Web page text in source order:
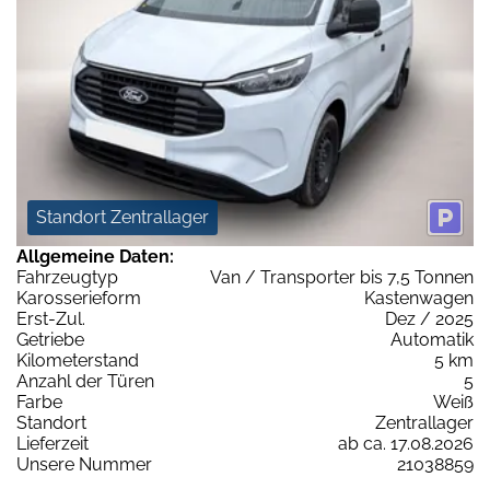
Standort Zentrallager
Allgemeine Daten:
Fahrzeugtyp
Van / Transporter bis 7,5 Tonnen
Karosserieform
Kastenwagen
Erst-Zul.
Dez / 2025
Getriebe
Automatik
Kilometerstand
5 km
Anzahl der Türen
5
Farbe
Weiß
Standort
Zentrallager
Lieferzeit
ab ca. 17.08.2026
Unsere Nummer
21038859